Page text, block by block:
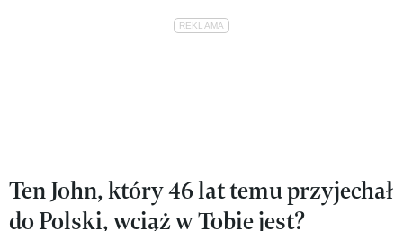
Ten John, który 46 lat temu przyjechał
do Polski, wciąż w Tobie jest?